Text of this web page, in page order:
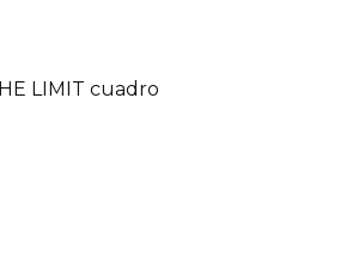
LIMIT cuadro